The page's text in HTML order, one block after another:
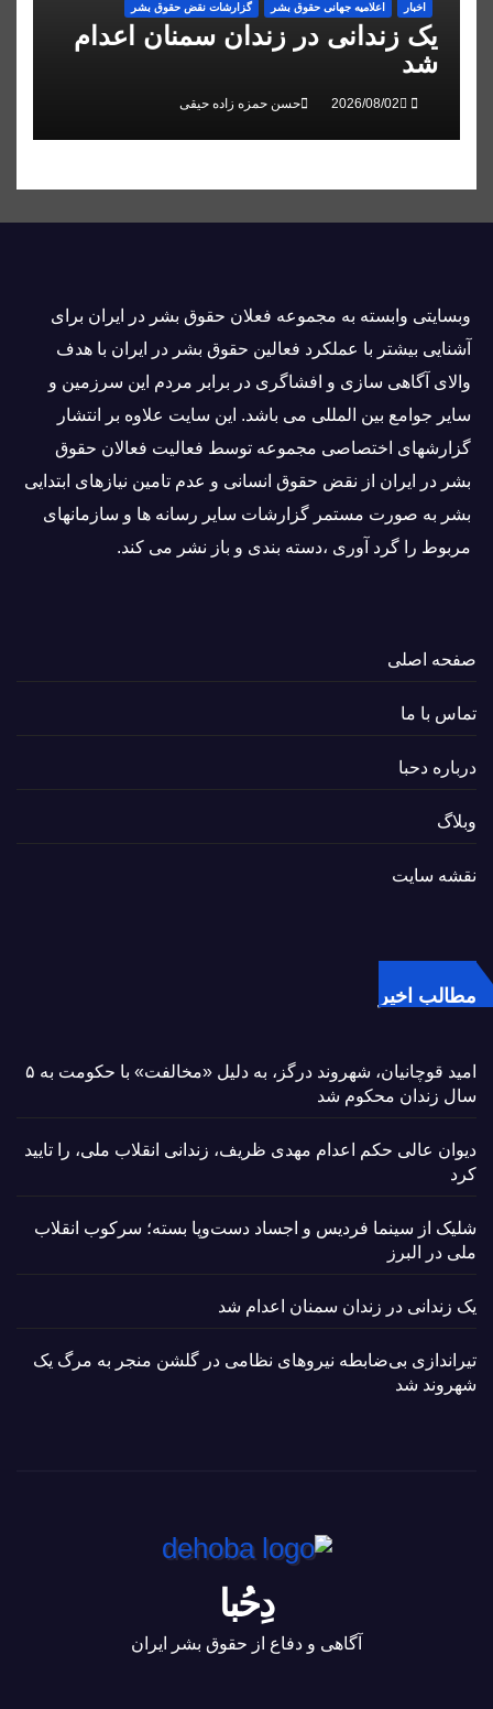
اخبار اعلاميه جهانی حقوق بشر گزارشات نقض حقوق بشر
یک زندانی در زندان سمنان اعدام
شد
حسن حمزه زاده حیقی
وبسايتى وابسته به مجموعه فعلان حقوق بشر در ایران برای
آشنایی بيشتر با عملکرد فعالین حقوق بشر در ایران با هدف
والاى آگاهى سازی و افشاگرى در برابر مردم این سرزمین و
ساير جوامع بین المللى می باشد. این سایت علاوه بر انتشار
گزارشهای اختصاصی مجموعه توسط فعاليت فعالان حقوق
بشر در ایران از نقض حقوق انسانی و عدم تامین نیازهای ابتدایی
بشر به صورت مستمر گزارشات سایر رسانه ها و سازمانهای
مربوط را گرد آوری ،دسته بندی و باز نشر می كند.
صفحه اصلی
تماس با ما
درباره دحبا
وبلاگ
نقشه سایت
مطالب اخیر
امید قوچانیان، شهروند درگز، به دلیل «مخالفت» با حکومت به ۵
سال زندان محکوم شد
دیوان عالی حکم اعدام مهدی ظریف، زندانی انقلاب ملی، را تایید
کرد
شلیک از سینما فردیس و اجساد دست‌وپا بسته؛ سرکوب انقلاب
ملی در البرز
یک زندانی در زندان سمنان اعدام شد
تیراندازی بی‌ضابطه نیروهای نظامی در گلشن منجر به مرگ یک
شهروند شد
دِحُبا
آگاهی و دفاع از حقوق بشر ایران